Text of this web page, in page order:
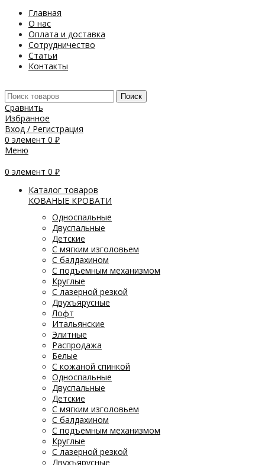
Главная
О нас
Оплата и доставка
Сотрудничество
Статьи
Контакты
Поиск
Сравнить
Избранное
Вход / Регистрация
0 элемент 0 ₽
Меню
0 элемент 0 ₽
Каталог товаров
КОВАНЫЕ КРОВАТИ
Односпальные
Двуспальные
Детские
С мягким изголовьем
С балдахином
С подъемным механизмом
Круглые
С лазерной резкой
Двухъярусные
Лофт
Итальянские
Элитные
Распродажа
Белые
С кожаной спинкой
Односпальные
Двуспальные
Детские
С мягким изголовьем
С балдахином
С подъемным механизмом
Круглые
С лазерной резкой
Двухъярусные